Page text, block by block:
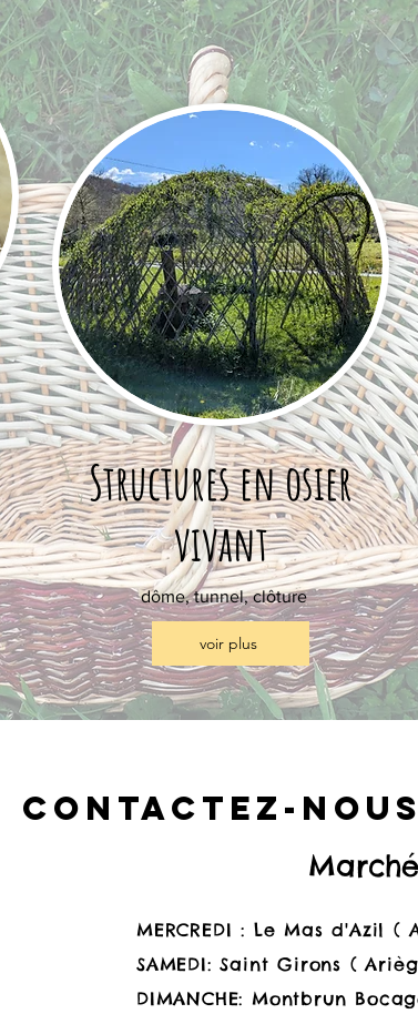
Structures en osier
vivant
dôme, tunnel, clôture
voir plus
Contactez-nous
MERCREDI : Le Mas d'Azil (
SAMEDI: Saint Girons (
DIMANCHE: Montbrun